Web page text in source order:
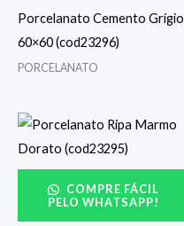
Porcelanato Cemento Grígio
60×60 (cod23296)
PORCELANATO
COMPRE FÁCIL
PELO WHATSAPP!